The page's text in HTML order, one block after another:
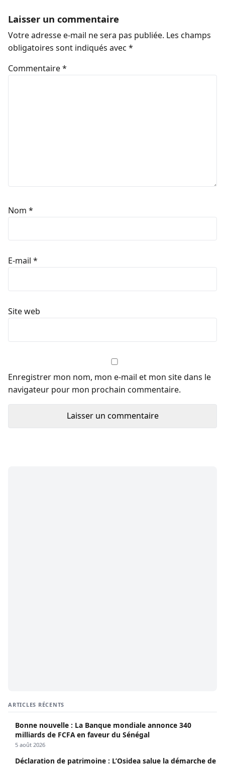
Laisser un commentaire
Votre adresse e-mail ne sera pas publiée. Les champs
obligatoires sont indiqués avec *
Commentaire*
Nom *
E-mail *
Site web
Enregistrer mon nom, mon e-mail et mon site dans le
navigateur pour mon prochain commentaire.
ARTICLES RÉCENTS
Bonne nouvelle : La Banque mondiale annonce 340
milliards de FCFA en faveur du Sénégal
5 août 2026
Déclaration de patrimoine : L’Osidea salue la démarche de